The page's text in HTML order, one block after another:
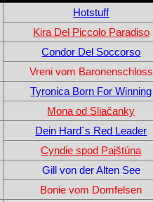
Hotstuff
Kira Del Piccolo Paradiso
Condor Del Soccorso
Vreni vom Baronenschloss
Tyronica Born For Winning
Mona od Sliačanky
Dein Hard´s Red Leader
Cyndie spod Pajštúna
Gill von der Alten See
Bonie vom Domfelsen